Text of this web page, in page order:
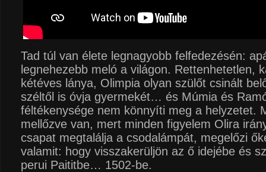
Tad túl van élete legnagyobb felfedezésén:
legnehezebb meló a világon. Rettenhetetlen,
kétéves lánya, Olimpia olyan szülőt csinált
széltől is óvja gyermekét… és Múmia és
féltékenysége nem könnyíti meg a helyzetet.
mellőzve van, mert minden figyelem Olira
csapat megtalálja a csodalámpát, megelőzi
valamit: hogy visszakerüljön az ő idejébe és
perui Paititbe… 1502-be.